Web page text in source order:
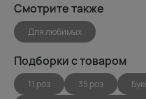
Смотрите также
Для любимых
Подборки с товаром
11 роз 35 роз